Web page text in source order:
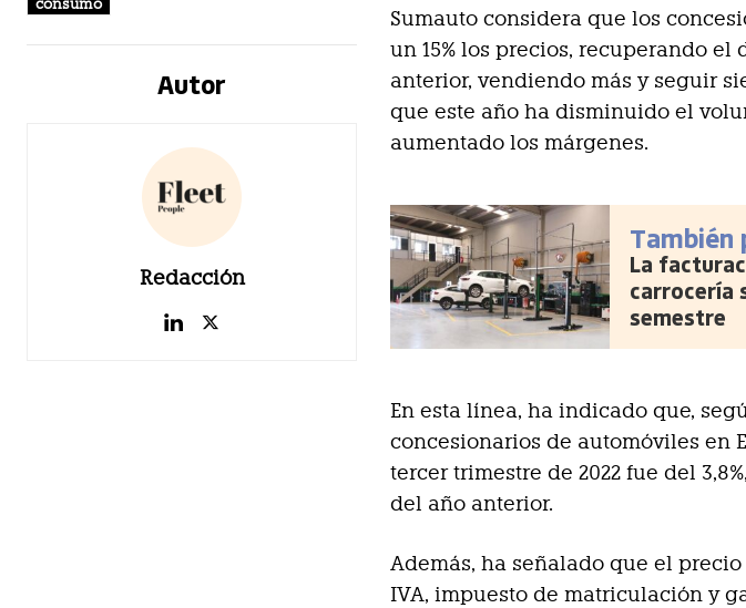
consumo
Autor
Redacción
Sumauto considera que los
un 15% los precios, recuperando
anterior, vendiendo más y seguir
que este año ha disminuido el
aumentado los márgenes.
También
La
carrocería
semestre
En esta línea, ha indicado que,
concesionarios de automóviles en
tercer trimestre de 2022 fue del
del año anterior.
Además, ha señalado que el
IVA, impuesto de matriculación y